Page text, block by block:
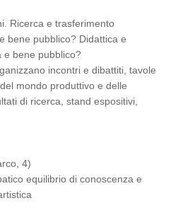
Ricerca e trasferimento
bene pubblico? Didattica e
e bene pubblico?
incontri e dibattiti, tavole
mondo produttivo e delle
di ricerca, stand espositivi,
4)
equilibrio di conoscenza e